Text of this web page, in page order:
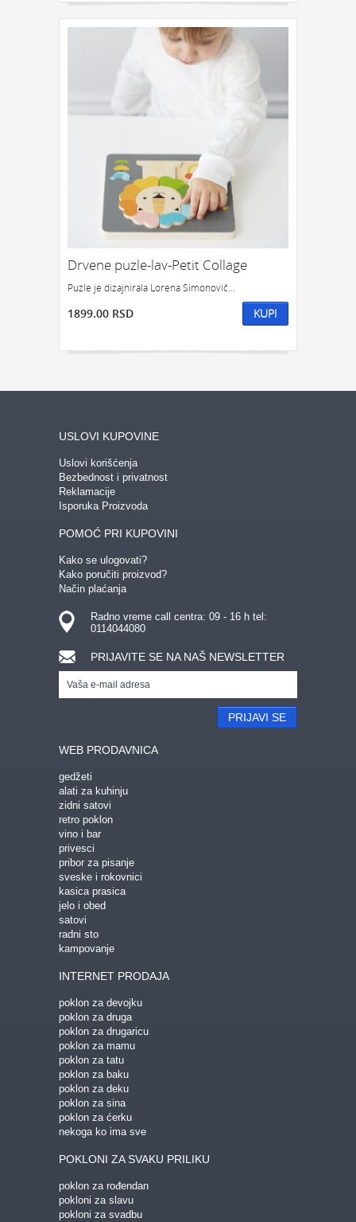
Drvene puzle-lav-Petit Collage
Puzle je dizajnirala Lorena Simonovič...
1899.00 RSD KUPI
USLOVI KUPOVINE
Uslovi korišćenja
Bezbednost i privatnost
Reklamacije
Isporuka Proizvoda
POMOĆ PRI KUPOVINI
Kako se ulogovati?
Kako poručiti proizvod?
Način plaćanja
Radno vreme call centra: 09 - 16 h tel:
0114044080
PRIJAVITE SE NA NAŠ NEWSLETTER
PRIJAVI SE
WEB PRODAVNICA
gedžeti
alati za kuhinju
zidni satovi
retro poklon
vino i bar
privesci
pribor za pisanje
sveske i rokovnici
kasica prasica
jelo i obed
satovi
radni sto
kampovanje
INTERNET PRODAJA
poklon za devojku
poklon za druga
poklon za drugaricu
poklon za mamu
poklon za tatu
poklon za baku
poklon za deku
poklon za sina
poklon za ćerku
nekoga ko ima sve
POKLONI ZA SVAKU PRILIKU
poklon za rođendan
pokloni za slavu
pokloni za svadbu